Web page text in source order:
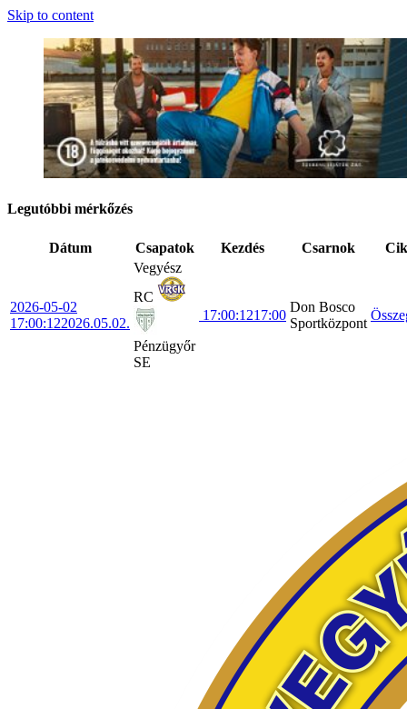
Skip to content
Legutóbbi mérkőzés
Dátum Csapatok Kezdés Csarnok
2026-05-02
17:00:122026.05.02.
Vegyész
RC
Pénzügyőr
SE
17:00:1217:00
Don Bosco
Sportközpont